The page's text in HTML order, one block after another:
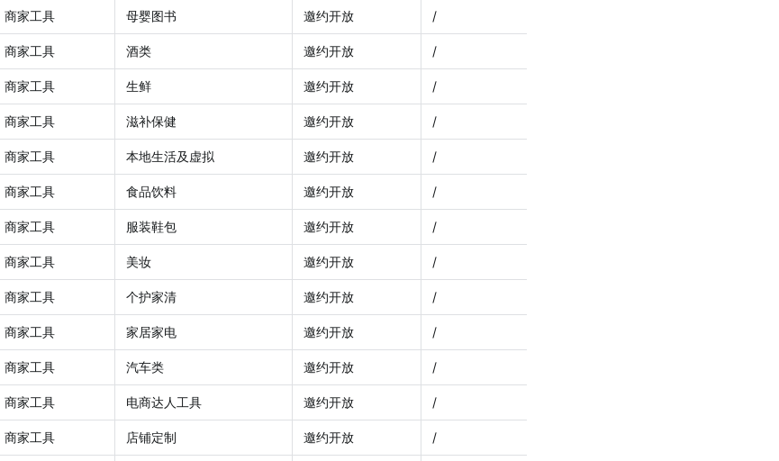
商家工具 母婴图书 邀约开放 /
商家工具 酒类 邀约开放 /
商家工具 生鲜 邀约开放 /
商家工具 滋补保健 邀约开放 /
商家工具 本地生活及虚拟 邀约开放 /
商家工具 食品饮料 邀约开放 /
商家工具 服装鞋包 邀约开放 /
商家工具 美妆 邀约开放 /
商家工具 个护家清 邀约开放 /
商家工具 家居家电 邀约开放 /
商家工具 汽车类 邀约开放 /
商家工具 电商达人工具 邀约开放 /
商家工具 店铺定制 邀约开放 /